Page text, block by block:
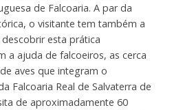
de Falcoaria. A par da
o visitante tem também a
esta prática
a ajuda de falcoeiros, as cerca
aves que integram o
Falcoaria Real de Salvaterra de
de aproximadamente 60